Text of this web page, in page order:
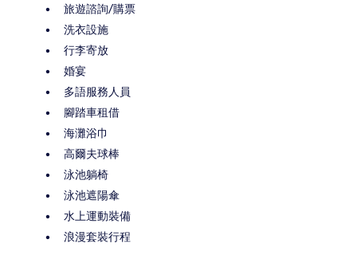
旅遊諮詢/購票
洗衣設施
行李寄放
婚宴
多語服務人員
腳踏車租借
海灘浴巾
高爾夫球棒
泳池躺椅
泳池遮陽傘
水上運動裝備
浪漫套裝行程